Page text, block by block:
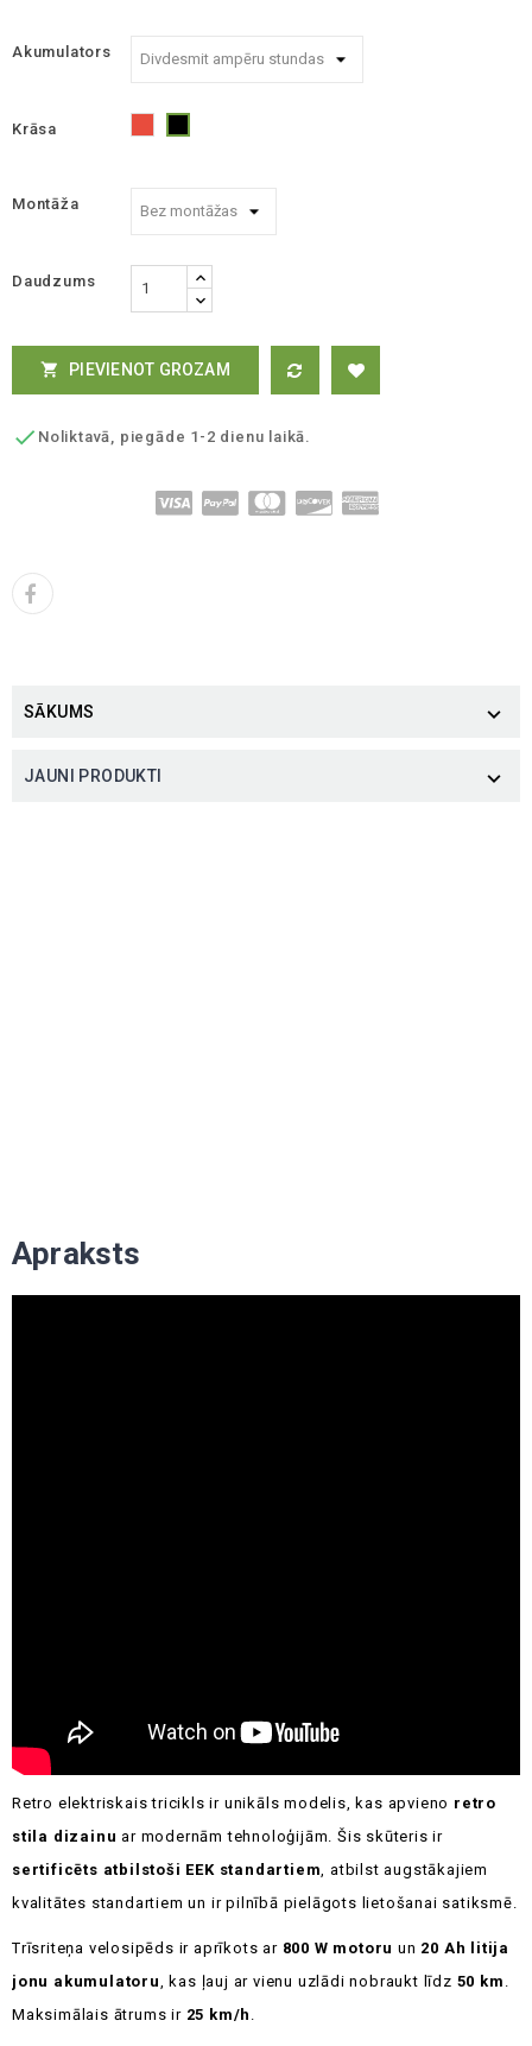
Akumulators
Krāsa
Montāža
Daudzums
 PIEVIENOT GROZAM
 Noliktavā, piegāde 1-2 dienu laikā.
SĀKUMS 
JAUNI PRODUKTI 
Apraksts
Retro elektriskais tricikls ir unikāls modelis, kas apvieno retro
stila dizainu ar modernām tehnoloģijām. Šis skūteris ir
sertificēts atbilstoši EEK standartiem , atbilst augstākajiem
kvalitātes standartiem un ir pilnībā pielāgots lietošanai satiksmē.
Trīsriteņa velosipēds ir aprīkots ar 800 W motoru un 20 Ah litija
jonu akumulatoru
, kas ļauj ar vienu uzlādi nobraukt līdz 50 km
Maksimālais ātrums ir 25 km/h